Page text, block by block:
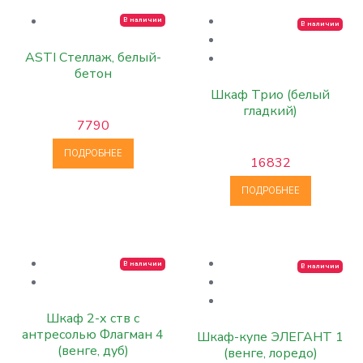
В наличии
ASTI Стеллаж, белый-
бетон
7790
ПОДРОБНЕЕ
В наличии
Шкаф Трио (белый
гладкий)
16832
ПОДРОБНЕЕ
В наличии
Шкаф 2-х ств с
антресолью Флагман 4
(венге, дуб)
В наличии
Шкаф-купе ЭЛЕГАНТ 1
(венге, лоредо)